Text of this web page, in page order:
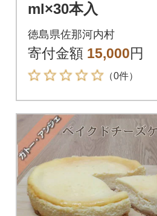
ml×30本入
徳島県佐那河内村
寄付金額 15,000円
（0件）